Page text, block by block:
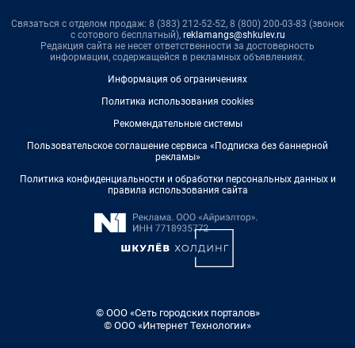
Связаться с отделом продаж: 8 (383) 212-52-52, 8 (800) 200-03-83 (звонок
с сотового бесплатный), reklamangs@shkulev.ru
Редакция сайта не несет ответственности за достоверность
информации, содержащейся в рекламных объявлениях.
Информация об ограничениях
Политика использования cookies
Рекомендательные системы
Пользовательское соглашение сервиса «Подписка без баннерной
рекламы»
Политика конфиденциальности и обработки персональных данных и
правила использования сайта
© ООО «Сеть городских порталов»
© ООО «Интернет Технологии»